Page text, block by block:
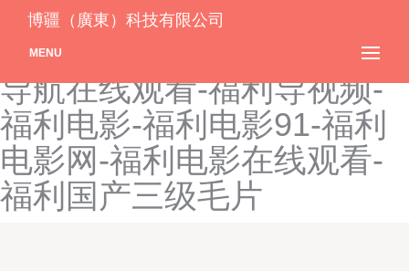
福利导航网址-福利导航在
线-福利导航在线播放-福利
导航在线观看-福利导视频-
福利电影-福利电影91-福利
电影网-福利电影在线观看-
福利国产三级毛片
博疆（廣東）科技有限公司
MENU